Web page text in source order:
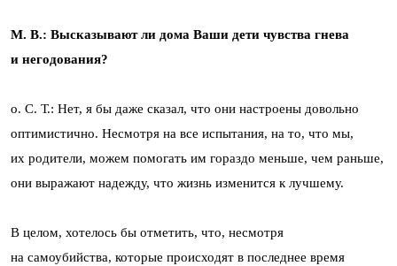
М. В.: Высказывают ли дома Ваши дети чувства гнева
и негодования?
о. С. Т.: Нет, я бы даже сказал, что они настроены довольно
оптимистично. Несмотря на все испытания, на то, что мы,
их родители, можем помогать им гораздо меньше, чем раньше,
они выражают надежду, что жизнь изменится к лучшему.
В целом, хотелось бы отметить, что, несмотря
на самоубийства, которые происходят в последнее время